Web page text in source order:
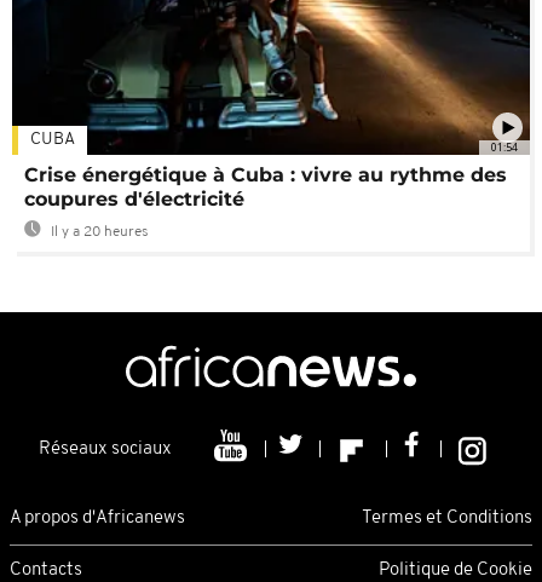
01:54
CUBA
Crise énergétique à Cuba : vivre au rythme des
coupures d'électricité
Il y a 20 heures
Réseaux sociaux
A propos d'Africanews Termes et Conditions
Contacts Politique de Cookie